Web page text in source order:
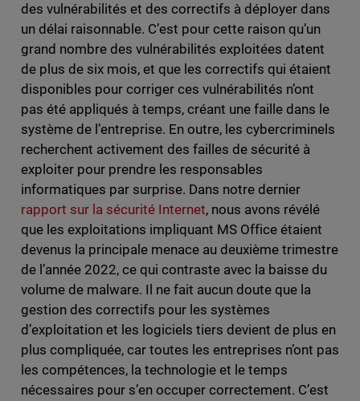
des vulnérabilités et des correctifs à déployer dans
un délai raisonnable. C’est pour cette raison qu’un
grand nombre des vulnérabilités exploitées datent
de plus de six mois, et que les correctifs qui étaient
disponibles pour corriger ces vulnérabilités n’ont
pas été appliqués à temps, créant une faille dans le
système de l’entreprise. En outre, les cybercriminels
recherchent activement des failles de sécurité à
exploiter pour prendre les responsables
informatiques par surprise. Dans notre dernier
rapport sur la sécurité Internet, nous avons révélé
que les exploitations impliquant MS Office étaient
devenus la principale menace au deuxième trimestre
de l’année 2022, ce qui contraste avec la baisse du
volume de malware. Il ne fait aucun doute que la
gestion des correctifs pour les systèmes
d’exploitation et les logiciels tiers devient de plus en
plus compliquée, car toutes les entreprises n’ont pas
les compétences, la technologie et le temps
nécessaires pour s’en occuper correctement. C’est